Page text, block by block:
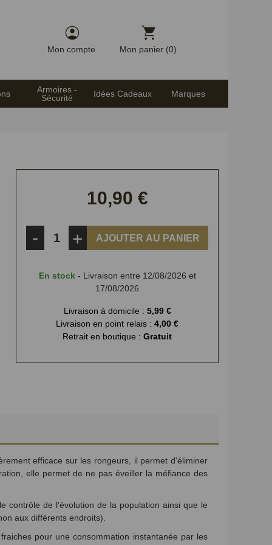
Mon compte Mon panier (0)
Armoires -
Sécurité
Idées Cadeaux Marques
10,90 €
-
+ AJOUTER AU PANIER
En stock - Livraison entre 12/08/2026 et
17/08/2026
Livraison à domicile : 5,99 €
Livraison en point relais : 4,00 €
Retrait en boutique : Gratuit
efficace sur les rongeurs, il permet d'éliminer
elle permet de ne pas éveiller la méfiance des
contrôle de l'évolution de la population ainsi que le
aux différents endroits).
pour une consommation instantanée par les